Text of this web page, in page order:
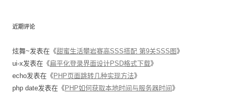
近期评论
炫舞~发表在《甜蜜生活攀岩赛高SSS搭配 第9关SSS图 》
ui-x发表在《扁平化登录界面设计PSD格式下载》
echo发表在《 PHP页面跳转几种实现方法》
php date发表在《 PHP如何获取本地时间与服务器时间 》